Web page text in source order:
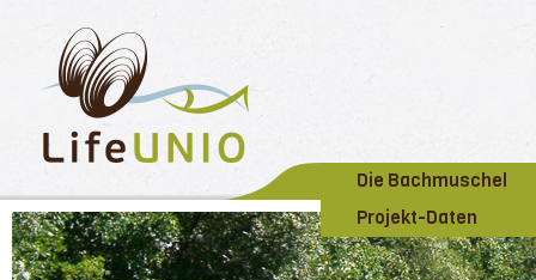
Die Bachmuschel
Projekt-Daten